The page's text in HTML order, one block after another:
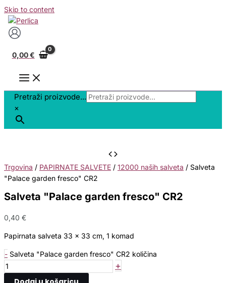
Skip to content
0,00€
Pretraži proizvode...
×
Trgovina / PAPIRNATE SALVETE / 12000 naših salveta / Salveta
"Palace garden fresco" CR2
Salveta "Palace garden fresco" CR2
0,40 €
Papirnata salveta 33 x 33 cm, 1 komad
- Salveta "Palace garden fresco" CR2 količina
+